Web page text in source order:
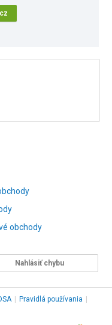
obchody
Nahlásiť chybu
Pravidlá používania